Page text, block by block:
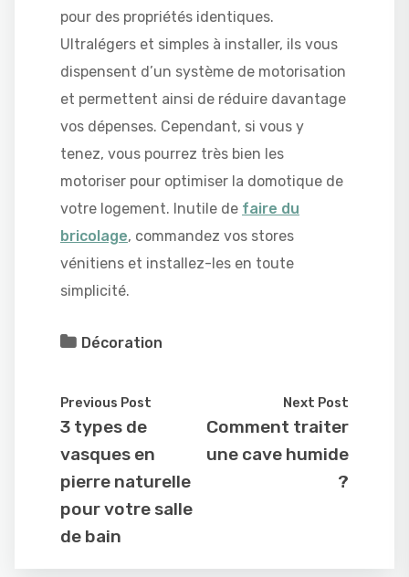
pour des propriétés identiques.
Ultralégers et simples à installer, ils vous
dispensent d’un système de motorisation
et permettent ainsi de réduire davantage
vos dépenses. Cependant, si vous y
tenez, vous pourrez très bien les
motoriser pour optimiser la domotique de
votre logement. Inutile de faire du
bricolage, commandez vos stores
vénitiens et installez-les en toute
simplicité.
Décoration
Previous Post
3 types de
vasques en
pierre naturelle
pour votre salle
de bain
Next Post
Comment traiter
une cave humide
?